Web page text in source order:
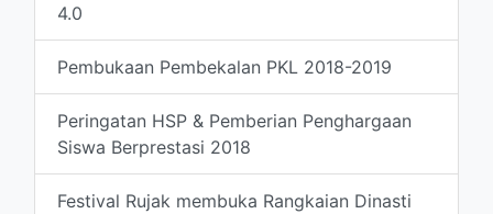
4.0
Pembukaan Pembekalan PKL 2018-2019
Peringatan HSP & Pemberian Penghargaan
Siswa Berprestasi 2018
Festival Rujak membuka Rangkaian Dinasti